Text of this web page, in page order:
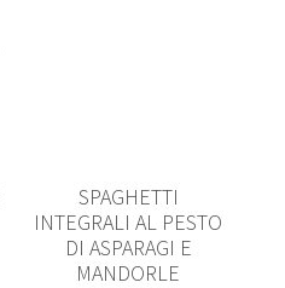
SPAGHETTI
INTEGRALI AL PESTO
DI ASPARAGI E
MANDORLE